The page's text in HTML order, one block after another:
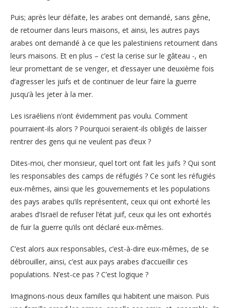
Puis; après leur défaite, les arabes ont demandé, sans gêne,
de retourner dans leurs maisons, et ainsi, les autres pays
arabes ont demandé à ce que les palestiniens retournent dans
leurs maisons. Et en plus – c’est la cerise sur le gâteau -, en
leur promettant de se venger, et d’essayer une deuxième fois
d’agresser les juifs et de continuer de leur faire la guerre
jusqu’à les jeter à la mer.
Les israéliens n’ont évidemment pas voulu. Comment
pourraient-ils alors ? Pourquoi seraient-ils obligés de laisser
rentrer des gens qui ne veulent pas d’eux ?
Dites-moi, cher monsieur, quel tort ont fait les juifs ? Qui sont
les responsables des camps de réfugiés ? Ce sont les réfugiés
eux-mêmes, ainsi que les gouvernements et les populations
des pays arabes qu’ils représentent, ceux qui ont exhorté les
arabes d’Israël de refuser l’état juif, ceux qui les ont exhortés
de fuir la guerre qu’ils ont déclaré eux-mêmes.
C’est alors aux responsables, c’est-à-dire eux-mêmes, de se
débrouiller, ainsi, c’est aux pays arabes d’accueillir ces
populations. N’est-ce pas ? C’est logique ?
Imaginons-nous deux familles qui habitent une maison. Puis